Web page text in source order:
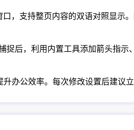
，支持整页内容的双语对照显示
捉后，利用内置工具添加箭头指
办公效率。每次修改设置后建议